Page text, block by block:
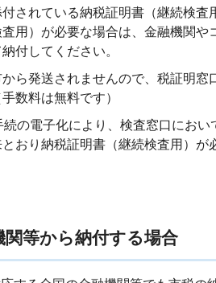
されている納税証明書（継続検
用）が必要な場合は、金融機関
付してください。
ら発送されませんので、税証明窓
数料は無料です）
の電子化により、検査窓口にお
おり納税証明書（継続検査用）が
関等から納付する場合